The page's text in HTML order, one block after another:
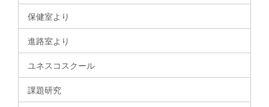
保健室より
進路室より
ユネスコスクール
課題研究